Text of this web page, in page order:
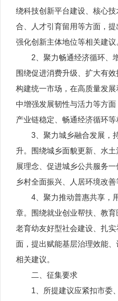
绕科技创新平台建设、核心
合、人才引育留用等方面，提
强化创新主体地位等相关建议
2、聚力畅通经济循环、
围绕促进消费升级、扩大有效
构建统一市场，在高质量发
中增强发展韧性与活力等方面
产业链稳定、畅通经济循环等
3、聚力城乡融合发展，
升。围绕城乡面貌更新、水
展理念、促进城乡公共服务
乡村全面振兴、人居环境改善
4、聚力推动普惠共享，
章。围绕就业创业帮扶、教
老育幼友好型社会建设、扎
面，提出赋能基层治理效能
相关建议。
二、征集要求
1、所提建议应紧扣市委